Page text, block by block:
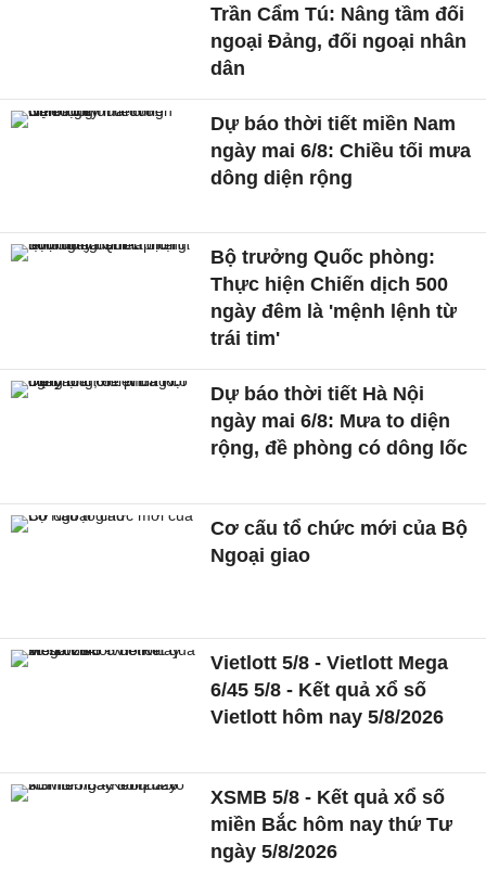
Trần Cẩm Tú: Nâng tầm đối
ngoại Đảng, đối ngoại nhân
dân
Dự báo thời tiết miền Nam
ngày mai 6/8: Chiều tối mưa
dông diện rộng
Bộ trưởng Quốc phòng:
Thực hiện Chiến dịch 500
ngày đêm là 'mệnh lệnh từ
trái tim'
Dự báo thời tiết Hà Nội
ngày mai 6/8: Mưa to diện
rộng, đề phòng có dông lốc
Cơ cấu tổ chức mới của Bộ
Ngoại giao
Vietlott 5/8 - Vietlott Mega
6/45 5/8 - Kết quả xổ số
Vietlott hôm nay 5/8/2026
XSMB 5/8 - Kết quả xổ số
miền Bắc hôm nay thứ Tư
ngày 5/8/2026